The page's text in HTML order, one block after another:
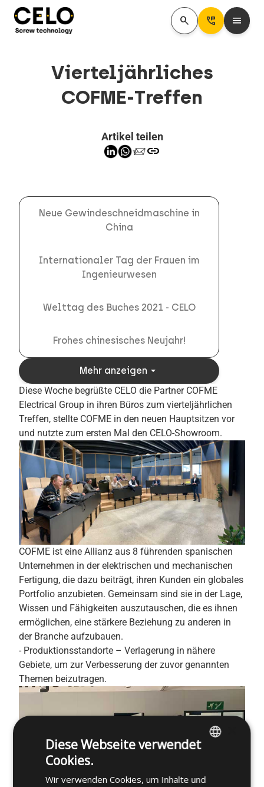
search Perm_Phone_Msg menu
Vierteljährliches
COFME-Treffen
Artikel teilen
link
Neue Gewindeschneidmaschine in
China
Internationaler Tag der Frauen im
Ingenieurwesen
Welttag des Buches 2021 - CELO
Frohes chinesisches Neujahr!
Mehr anzeigen arrow_drop_down
Diese Woche begrüßte CELO die Partner COFME
Electrical Group in ihren Büros zum vierteljährlichen
Treffen, stellte COFME in den neuen Hauptsitzen vor
und nutzte zum ersten Mal den CELO-Showroom.
COFME ist eine Allianz aus 8 führenden spanischen
Unternehmen in der elektrischen und mechanischen
Fertigung, die dazu beiträgt, ihren Kunden ein globales
Portfolio anzubieten. Gemeinsam sind sie in der Lage,
Wissen und Fähigkeiten auszutauschen, die es ihnen
ermöglichen, eine stärkere Beziehung zu anderen in
der Branche aufzubauen.
- Produktionsstandorte – Verlagerung in nähere
Gebiete, um zur Verbesserung der zuvor genannten
Themen beizutragen.
SPANISH
Diese Webseite verwendet
Cookies.
Wir verwenden Cookies, um Inhalte und